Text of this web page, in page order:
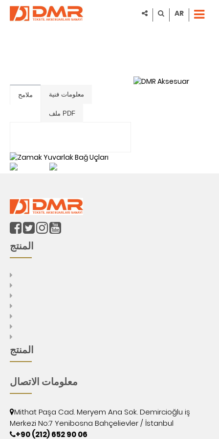
AR
ملامح معلومات فنية
ملف PDF
المنتج
المنتج
معلومات الاتصال
Mithat Paşa Cad. Meryem Ana Sok. Demircioğlu iş
Merkezi No:7 Yenibosna Bahçelievler / İstanbul
+90 (212) 652 90 06